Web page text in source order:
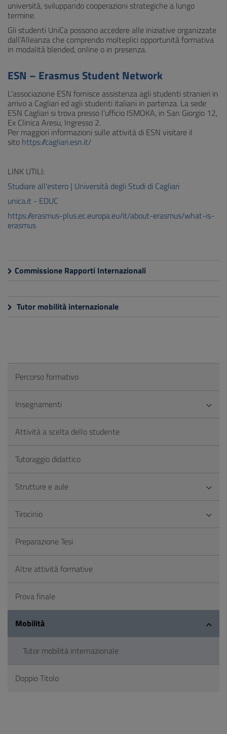
università, sviluppando cooperazioni strategiche a lungo
termine.
Gli studenti UniCa possono accedere alle iniziative organizzate
dall’Alleanza che comprendo molteplici opportunità formativa
in modalità blended, online o in presenza.
ESN – Erasmus Student Network
L’associazione ESN fornisce assistenza agli studenti stranieri in
arrivo a Cagliari ed agli studenti italiani in partenza. La sede
ESN Cagliari si trova presso l’ufficio ISMOKA, in San Giorgio 12,
Ex Clinica Aresu, Ingresso 2.
Per maggiori informazioni sulle attività di ESN visitare il
sito https://cagliari.esn.it/
LINK UTILI:
Studiare all'estero | Università degli Studi di Cagliari
unica.it - EDUC
https://erasmus-plus.ec.europa.eu/it/about-erasmus/what-is-
erasmus
Commissione Rapporti Internazionali
Tutor mobilità internazionale
Percorso formativo
Insegnamenti
Attività a scelta dello studente
Tutoraggio didattico
Strutture e aule
Tirocinio
Preparazione Tesi
Altre attività formative
Prova finale
Mobilità
Tutor mobilità internazionale
Doppio Titolo